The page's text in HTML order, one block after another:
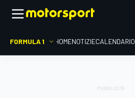
FORMULA 1 HOMENOTIZIECALENDARIO